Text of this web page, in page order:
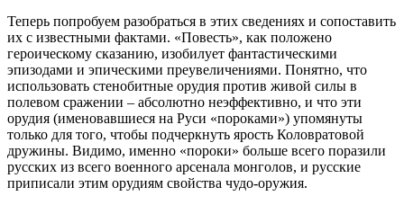
Теперь попробуем разобраться в этих сведениях и сопоставить
их с известными фактами. «Повесть», как положено
героическому сказанию, изобилует фантастическими
эпизодами и эпическими преувеличениями. Понятно, что
использовать стенобитные орудия против живой силы в
полевом сражении – абсолютно неэффективно, и что эти
орудия (именовавшиеся на Руси «пороками») упомянуты
только для того, чтобы подчеркнуть ярость Коловратовой
дружины. Видимо, именно «пороки» больше всего поразили
русских из всего военного арсенала монголов, и русские
приписали этим орудиям свойства чудо-оружия.